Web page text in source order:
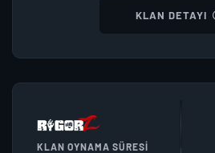
KLAN DETAYI
KLAN OYNAMA SÜRESI